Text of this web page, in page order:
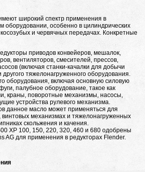
широкий спектр применения в
особенно в цилиндрических
и червячных передачах. Конкретные
приводов конвейеров, мешалок,
вентиляторов, смесителей, прессов,
(включая станки-качалки для добычи
другого тяжелонагруженного оборудования.
оборудования, включая основную силовую
палубное оборудование, такое как
краны, поворотные механизмы, насосы,
устройства рулевого механизма.
данное масло может применяться для
механизмах и тяжелонагруженных
скольжения и качения.
XP 100, 150, 220, 320, 460 и 680 одобрены
AG для применения в редукторах Flender.